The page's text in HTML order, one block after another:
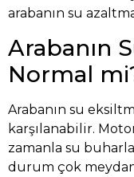
arabanın su
Arabanın
Normal
Arabanın su
karşılanabilir.
zamanla su
durum çok